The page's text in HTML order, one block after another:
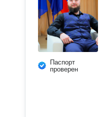
Паспорт
проверен